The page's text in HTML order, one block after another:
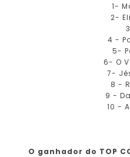
1-
2-
4 -
5-
6- O
7-
8 -
9 -
10 -
O ganhador do TOP